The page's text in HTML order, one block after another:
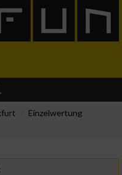
Einzelwertung